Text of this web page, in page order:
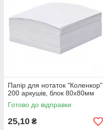
Папір для нотаток "Коленкор"
200 аркушів, блок 80х80мм
Готово до відправки
25,10 ₴